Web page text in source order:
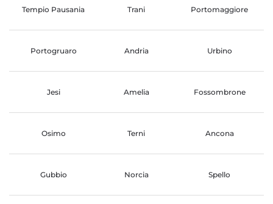
Tempio Pausania Trani Portomaggiore
Portogruaro Andria Urbino
Jesi Amelia Fossombrone
Osimo Terni Ancona
Gubbio Norcia Spello